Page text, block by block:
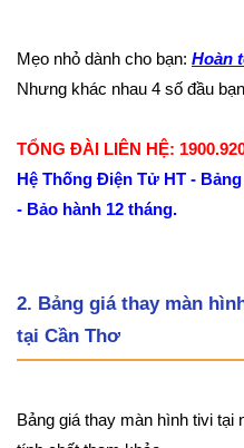
Mẹo nhỏ dành cho bạn: Hoàn
Nhưng khác nhau 4 số đầu
TỔNG ĐÀI LIÊN HỆ:
Hệ Thống Điện Tử HT -
- Bảo hành 12 tháng.
2. Bảng giá thay màn
tại Cần Thơ
Bảng giá thay màn hình tivi